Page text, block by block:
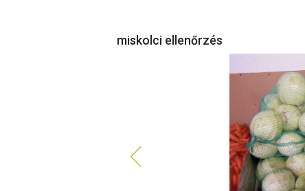
miskolci ellenőrzés